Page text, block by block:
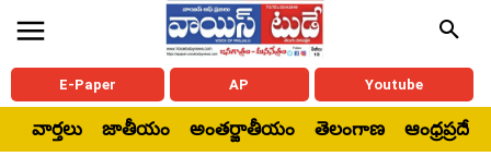
E-Paper AP Youtube
వార్తలు జాతీయం అంతర్జాతీయం తెలంగాణ ఆంధ్రప్రదేశ్